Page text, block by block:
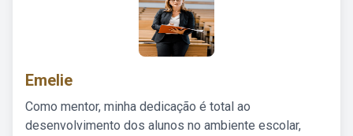
Emelie
Como mentor, minha dedicação é total ao
desenvolvimento dos alunos no ambiente escolar,